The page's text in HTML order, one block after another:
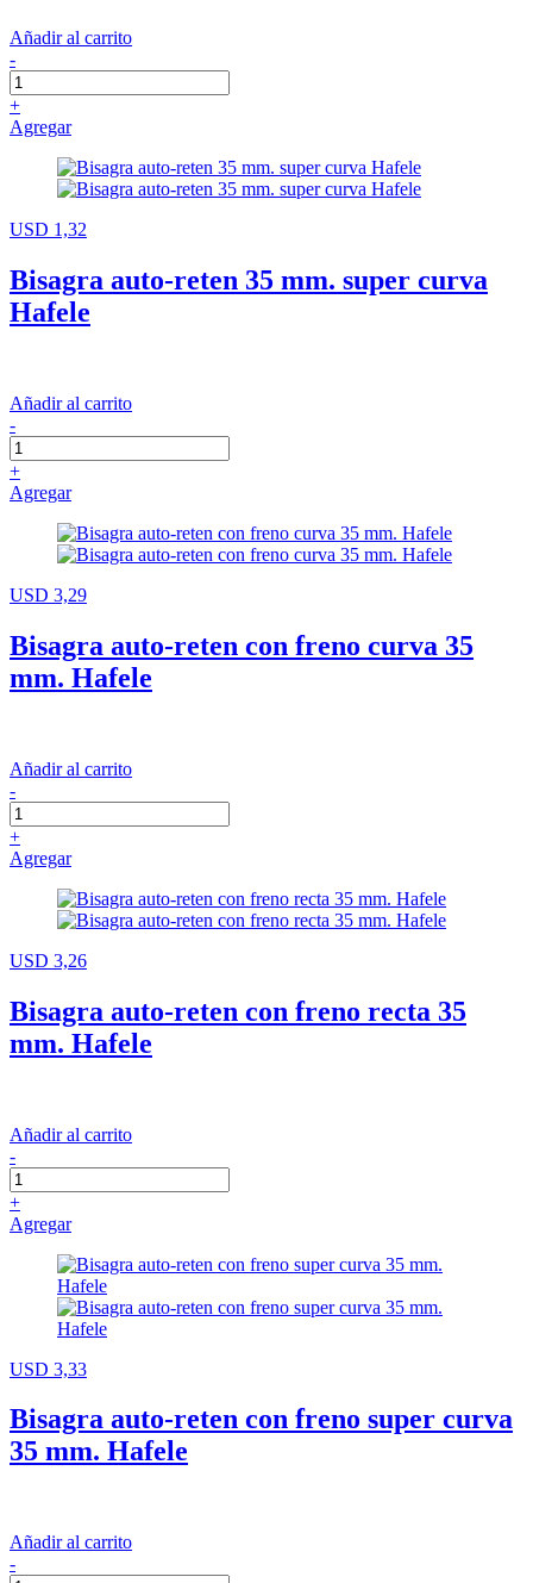
Añadir al carrito
-
+
Agregar
USD 1,32
Bisagra auto-reten 35 mm. super curva
Hafele
Añadir al carrito
-
+
Agregar
USD 3,29
Bisagra auto-reten con freno curva 35
mm. Hafele
Añadir al carrito
-
+
Agregar
USD 3,26
Bisagra auto-reten con freno recta 35
mm. Hafele
Añadir al carrito
-
+
Agregar
USD 3,33
Bisagra auto-reten con freno super curva
35 mm. Hafele
Añadir al carrito
-